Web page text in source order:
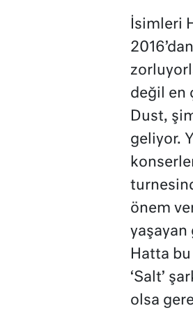
İsimleri
değil en
Dust,
geliyor.
önem
yaşayan
Hatta bu
‘Salt’
olsa